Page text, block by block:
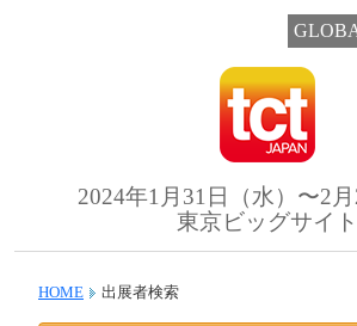
2024年1月31日（水）〜2月
東京ビッグサイト
HOME 出展者検索